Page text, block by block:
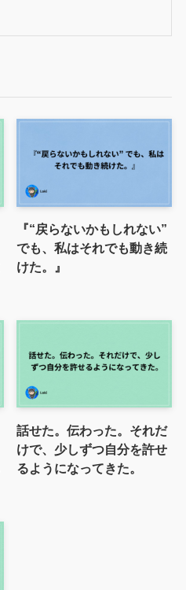
『“戻らないかもしれない”
でも、私はそれでも動き続
けた。』
話せた。伝わった。それだ
けで、少しずつ自分を許せ
るようになってきた。